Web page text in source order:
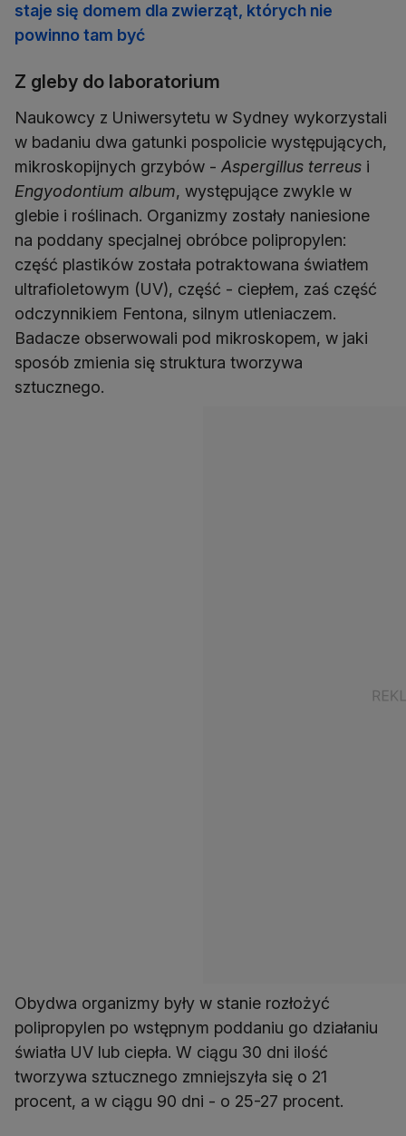
staje się domem dla zwierząt, których nie
powinno tam być
Z gleby do laboratorium
Naukowcy z Uniwersytetu w Sydney wykorzystali
w badaniu dwa gatunki pospolicie występujących,
mikroskopijnych grzybów - Aspergillus terreus i
Engyodontium album, występujące zwykle w
glebie i roślinach. Organizmy zostały naniesione
na poddany specjalnej obróbce polipropylen:
część plastików została potraktowana światłem
ultrafioletowym (UV), część - ciepłem, zaś część
odczynnikiem Fentona, silnym utleniaczem.
Badacze obserwowali pod mikroskopem, w jaki
sposób zmienia się struktura tworzywa
sztucznego.
Obydwa organizmy były w stanie rozłożyć
polipropylen po wstępnym poddaniu go działaniu
światła UV lub ciepła. W ciągu 30 dni ilość
tworzywa sztucznego zmniejszyła się o 21
procent, a w ciągu 90 dni - o 25-27 procent.